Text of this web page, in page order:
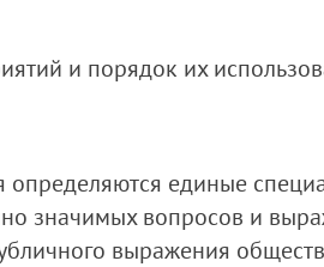
и порядок их
единые
значимых вопросов и
выражения